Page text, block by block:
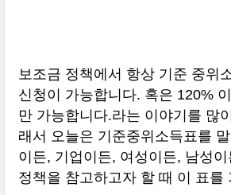
보조금 정책에서 항상 기준 중위
신청이 가능합니다. 혹은 120%
만 가능합니다.라는 이야기를 많
래서 오늘은 기준중위소득표를
이든, 기업이든, 여성이든, 남성
정책을 참고하고자 할 때 이 표를